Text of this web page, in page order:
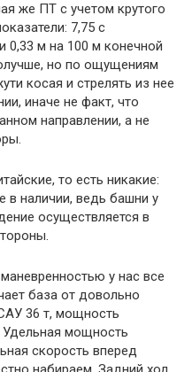
же ПТ с учетом крутого
7,75 с
0,33 м на 100 м конечной
но по ощущениям
косая и стрелять из нее
иначе не факт, что
направлении, а не
то есть никакие:
в наличии, ведь башни у
осуществляется в
у нас все
база от довольно
36 т, мощность
Удельная мощность
скорость вперед